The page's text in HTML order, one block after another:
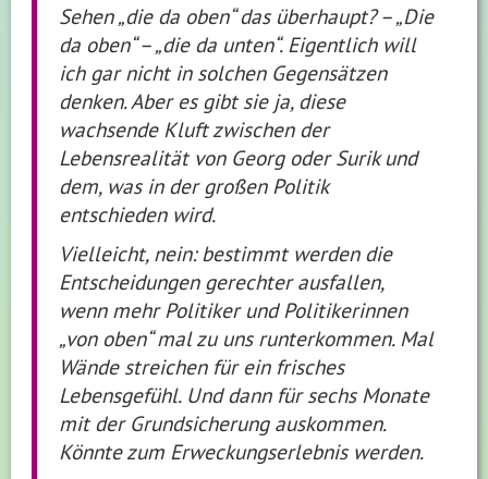
Sehen „die da oben“ das überhaupt? – „Die
da oben“ – „die da unten“. Eigentlich will
ich gar nicht in solchen Gegensätzen
denken. Aber es gibt sie ja, diese
wachsende Kluft zwischen der
Lebensrealität von Georg oder Surik und
dem, was in der großen Politik
entschieden wird.
Vielleicht, nein: bestimmt werden die
Entscheidungen gerechter ausfallen,
wenn mehr Politiker und Politikerinnen
„von oben“ mal zu uns runterkommen. Mal
Wände streichen für ein frisches
Lebensgefühl. Und dann für sechs Monate
mit der Grundsicherung auskommen.
Könnte zum Erweckungserlebnis werden.